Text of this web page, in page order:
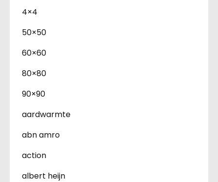
4×4
50×50
60×60
80×80
90×90
aardwarmte
abn amro
action
albert heijn